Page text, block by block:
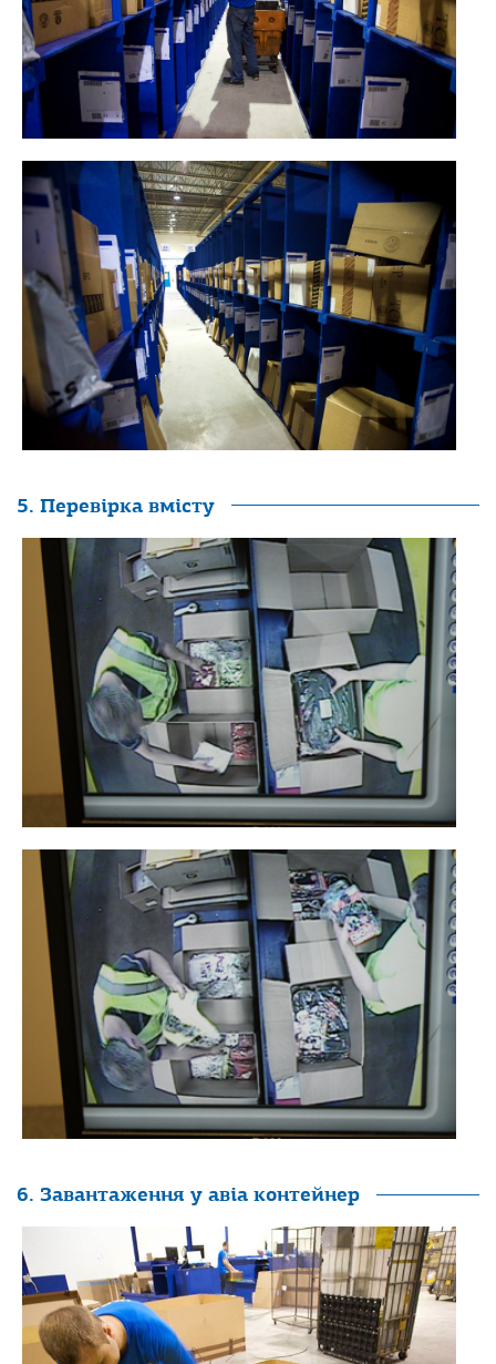
5. Перевірка вмісту
6. Завантаження у авіа контейнер